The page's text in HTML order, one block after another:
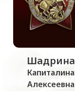
Шадрина
Капиталина
Алексеевна